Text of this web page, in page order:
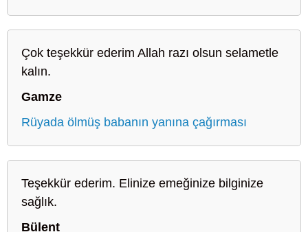
Çok teşekkür ederim Allah razı olsun selametle
kalın.
Gamze
Rüyada ölmüş babanın yanına çağırması
Teşekkür ederim. Elinize emeğinize bilginize
sağlık.
Bülent